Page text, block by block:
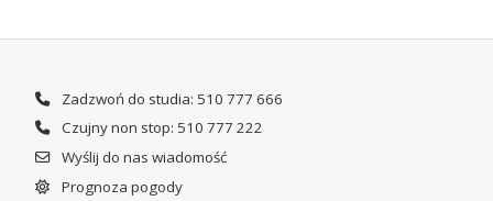
Zadzwoń do studia: 510 777 666
Czujny non stop: 510 777 222
Wyślij do nas wiadomość
Prognoza pogody